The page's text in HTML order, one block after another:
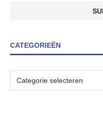
CATEGORIEËN